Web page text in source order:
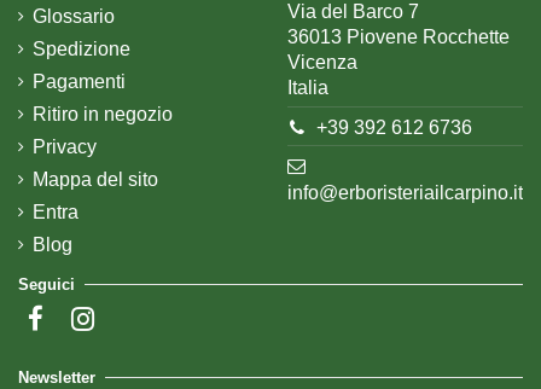
Glossario
Spedizione
Pagamenti
Ritiro in negozio
Privacy
Mappa del sito
Entra
Blog
Via del Barco 7
36013 Piovene Rocchette
Vicenza
Italia
+39 392 612 6736
info@erboristeriailcarpino.it
Seguici
Newsletter